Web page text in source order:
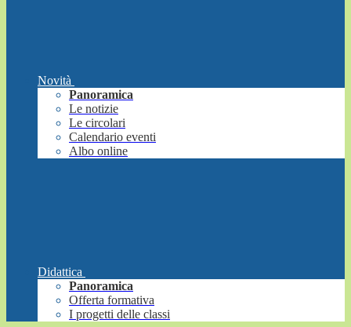
Novità
Panoramica
Le notizie
Le circolari
Calendario eventi
Albo online
Didattica
Panoramica
Offerta formativa
I progetti delle classi